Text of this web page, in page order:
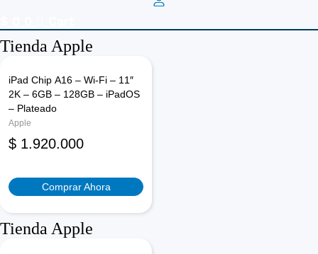
Tienda Apple
iPad Chip A16 – Wi-Fi – 11″
2K – 6GB – 128GB – iPadOS
– Plateado
Apple
$ 1.920.000
Comprar Ahora
Tienda Apple